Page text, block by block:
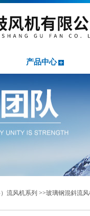
产品中心
流风机系列 >>玻璃钢混斜流